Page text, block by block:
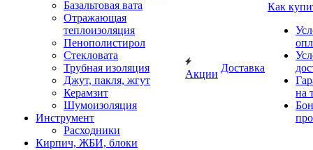
Базальтовая вата
Отражающая
теплоизоляция
Пенополистирол
Стекловата
Трубная изоляция
Джут, пакля, жгут
Керамзит
Шумоизоляция
Инструмент
Расходники
Кирпич, ЖБИ, блоки
Акции
Доставка
Как
на